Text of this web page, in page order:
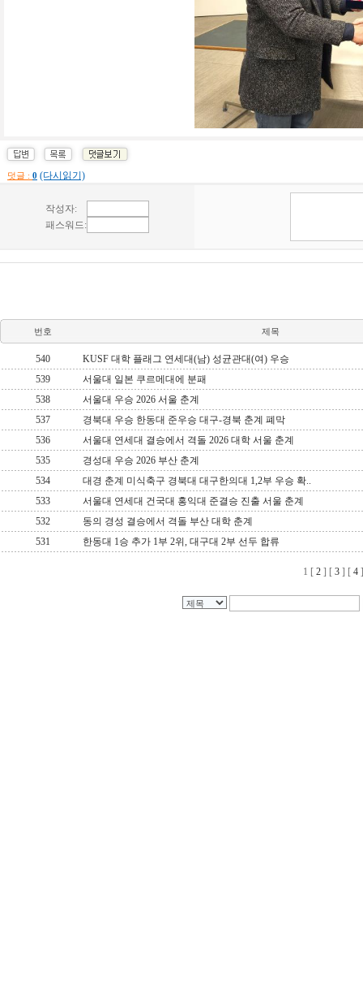
덧글 : 0 (다시읽기)
번호 제목
540
KUSF 대학 플래그 연세대(남) 성균관대(여) 우승
539
서울대 일본 쿠르메대에 분패
538
서울대 우승 2026 서울 춘계
537
경북대 우승 한동대 준우승 대구-경북 춘계 폐막
536
서울대 연세대 결승에서 격돌 2026 대학 서울 춘계
535
경성대 우승 2026 부산 춘계
534
대경 춘계 미식축구 경북대 대구한의대 1,2부 우승 확..
533
서울대 연세대 건국대 홍익대 준결승 진출 서울 춘계
532
동의 경성 결승에서 격돌 부산 대학 춘계
531
한동대 1승 추가 1부 2위, 대구대 2부 선두 합류
1 [ 2] [ 3] [ 4